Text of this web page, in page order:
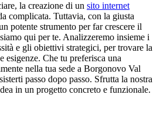
la creazione di un sito internet
complicata. Tuttavia, con la giusta
potente strumento per far crescere il
qui per te. Analizzeremo insieme i
e gli obiettivi strategici, per trovare la
esigenze. Che tu preferisca una
nella tua sede a Borgonovo Val
passo dopo passo. Sfrutta la nostra
in un progetto concreto e funzionale.